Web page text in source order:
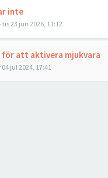
inte
tis 23 jun 2026, 11:12
för att aktivera mjukvara
04 jul 2024, 17:41